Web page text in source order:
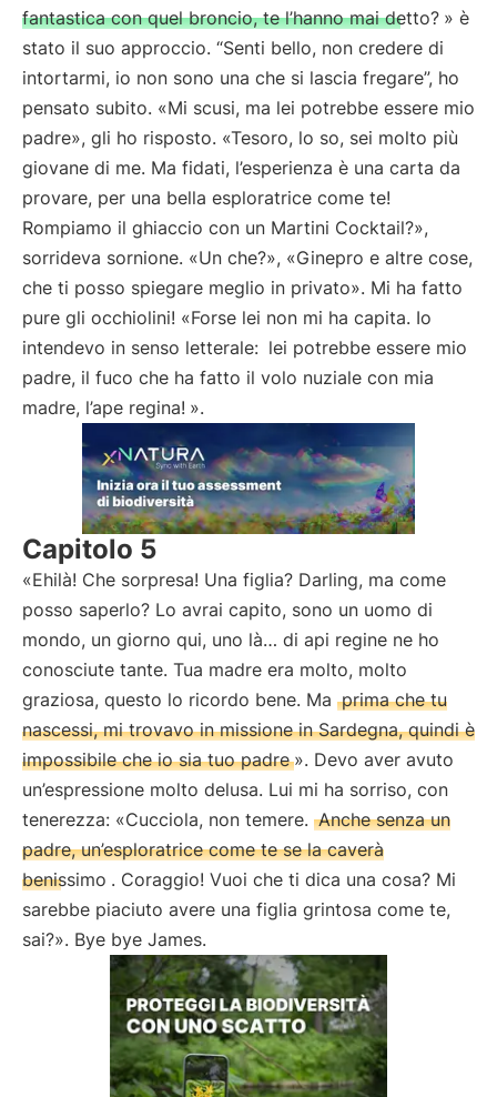
fantastica con quel broncio, te l’hanno mai detto? » è
stato il suo approccio. “Senti bello, non credere di
intortarmi, io non sono una che si lascia fregare”, ho
pensato subito. «Mi scusi, ma lei potrebbe essere mio
padre», gli ho risposto. «Tesoro, lo so, sei molto più
giovane di me. Ma fidati, l’esperienza è una carta da
provare, per una bella esploratrice come te!
Rompiamo il ghiaccio con un Martini Cocktail?»,
sorrideva sornione. «Un che?», «Ginepro e altre cose,
che ti posso spiegare meglio in privato». Mi ha fatto
pure gli occhiolini! «Forse lei non mi ha capita. Io
intendevo in senso letterale: lei potrebbe essere mio
padre, il fuco che ha fatto il volo nuziale con mia
madre, l’ape regina! ».
Capitolo 5
«Ehilà! Che sorpresa! Una figlia? Darling, ma come
posso saperlo? Lo avrai capito, sono un uomo di
mondo, un giorno qui, uno là… di api regine ne ho
conosciute tante. Tua madre era molto, molto
graziosa, questo lo ricordo bene. Ma prima che tu
nascessi, mi trovavo in missione in Sardegna, quindi è
impossibile che io sia tuo padre ». Devo aver avuto
un’espressione molto delusa. Lui mi ha sorriso, con
tenerezza: «Cucciola, non temere. Anche senza un
padre, un’esploratrice come te se la caverà
benissimo . Coraggio! Vuoi che ti dica una cosa? Mi
sarebbe piaciuto avere una figlia grintosa come te,
sai?». Bye bye James.